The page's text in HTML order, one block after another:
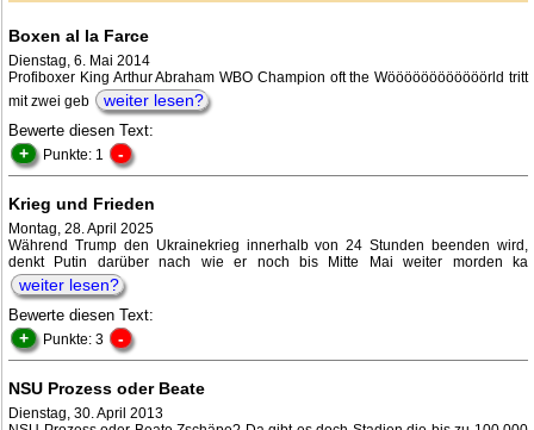
Boxen al la Farce
Dienstag, 6. Mai 2014
Profiboxer King Arthur Abraham WBO Champion oft the Wöööööööööööörld tritt
mit zwei geb
weiter lesen?
Bewerte diesen Text:
+ Punkte: 1 -
Krieg und Frieden
Montag, 28. April 2025
Während Trump den Ukrainekrieg innerhalb von 24 Stunden beenden wird,
denkt Putin darüber nach wie er noch bis Mitte Mai weiter morden ka
weiter lesen?
Bewerte diesen Text:
+ Punkte: 3 -
NSU Prozess oder Beate
Dienstag, 30. April 2013